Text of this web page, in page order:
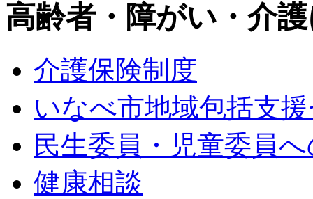
高齢者・障がい・介
介護保険制度
いなべ市地域包括支
民生委員・児童委員
健康相談